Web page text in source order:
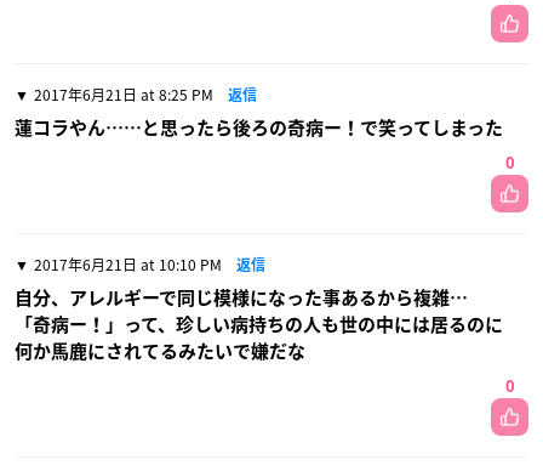
2017年6月21日 at 8:25 PM 返信
蓮コラやん……と思ったら後ろの奇病ー！で笑ってしまった
0
2017年6月21日 at 10:10 PM 返信
自分、アレルギーで同じ模様になった事あるから複雑…
「奇病ー！」って、珍しい病持ちの人も世の中には居るのに
何か馬鹿にされてるみたいで嫌だな
0